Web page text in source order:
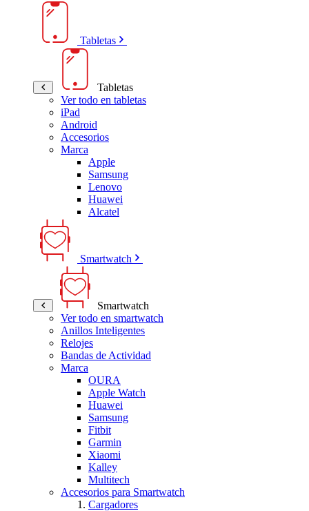
Tabletas
Tabletas
Ver todo en tabletas
iPad
Android
Accesorios
Marca
Apple
Samsung
Lenovo
Huawei
Alcatel
Smartwatch
Smartwatch
Ver todo en smartwatch
Anillos Inteligentes
Relojes
Bandas de Actividad
Marca
OURA
Apple Watch
Huawei
Samsung
Fitbit
Garmin
Xiaomi
Kalley
Multitech
Accesorios para Smartwatch
Cargadores